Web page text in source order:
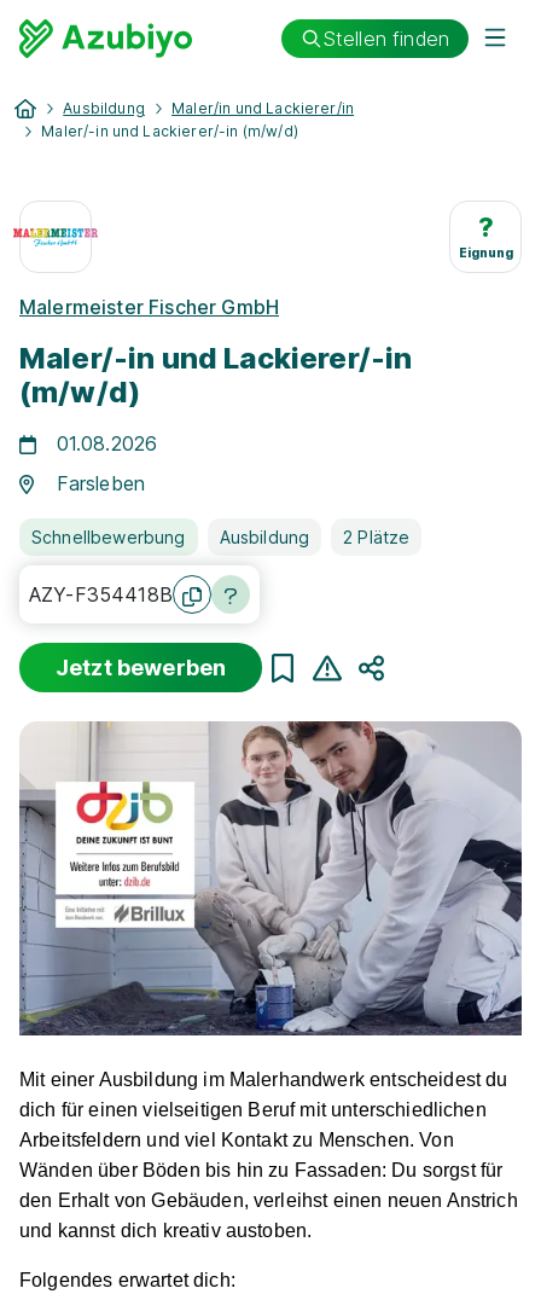
Stellen finden
Ausbildung
Maler/in und Lackierer/in
Maler/-in und Lackierer/-in (m/w/d)
?
Eignung
Malermeister Fischer GmbH
Maler/-in und Lackierer/-in
(m/w/d)
01.08.2026
Farsleben
Schnellbewerbung Ausbildung 2 Plätze
AZY-F354418B
Jetzt bewerben
Mit einer Ausbildung im Malerhandwerk entscheidest du
dich für einen vielseitigen Beruf mit unterschiedlichen
Arbeitsfeldern und viel Kontakt zu Menschen. Von
Wänden über Böden bis hin zu Fassaden: Du sorgst für
den Erhalt von Gebäuden, verleihst einen neuen Anstrich
und kannst dich kreativ austoben.
Folgendes erwartet dich: